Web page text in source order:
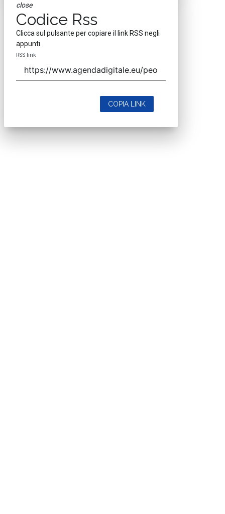
close
Codice Rss
Clicca sul pulsante per copiare il link RSS negli
appunti.
RSS link
COPIA LINK